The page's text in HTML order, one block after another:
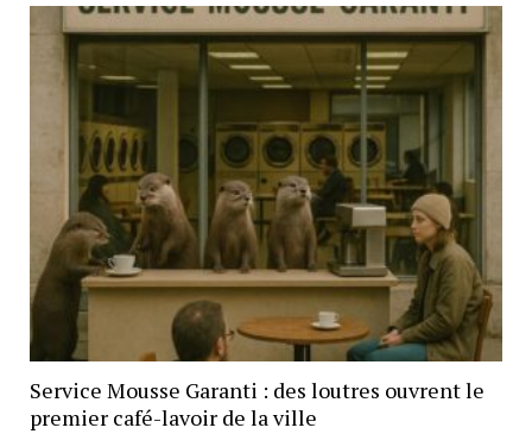
Service Mousse Garanti : des loutres ouvrent le
premier café-lavoir de la ville